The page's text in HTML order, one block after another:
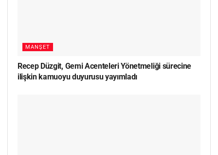
MANŞET
Recep Düzgit, Gemi Acenteleri Yönetmeliği sürecine
ilişkin kamuoyu duyurusu yayımladı